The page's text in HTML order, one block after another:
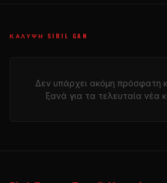
ΚΆΛΥΨΗ SIRIL GAN
Δεν υπάρχει ακόμη πρόσφατη
ξανά για τα τελευταία νέα